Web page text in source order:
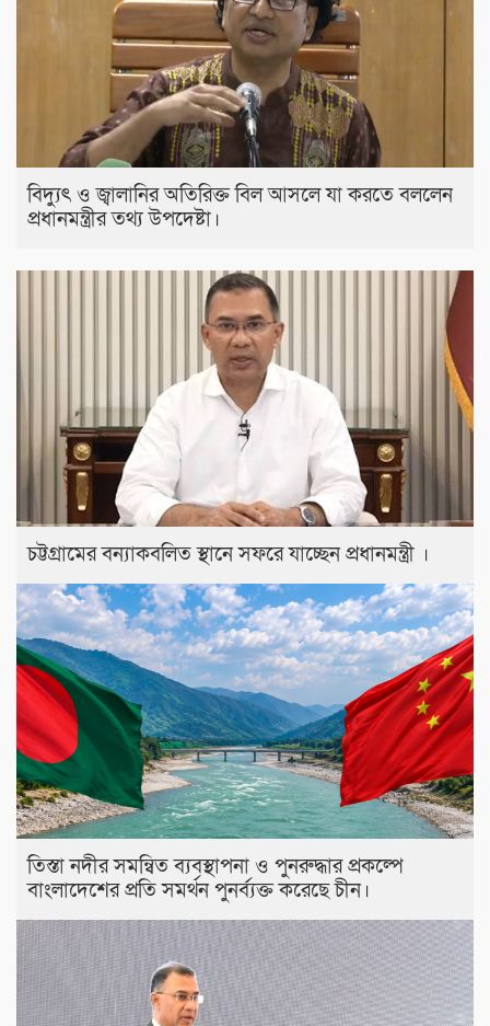
বিদ্যুৎ ও জ্বালানির অতিরিক্ত বিল আসলে যা করতে বললেন
প্রধানমন্ত্রীর তথ্য উপদেষ্টা।
চট্টগ্রামের বন্যাকবলিত স্থানে সফরে যাচ্ছেন প্রধানমন্ত্রী ।
তিস্তা নদীর সমন্বিত ব্যবস্থাপনা ও পুনরুদ্ধার প্রকল্পে
বাংলাদেশের প্রতি সমর্থন পুনর্ব্যক্ত করেছে চীন।